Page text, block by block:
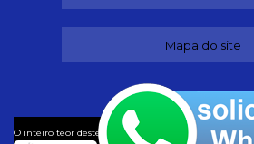
Mapa do site
O inteiro teor deste site está sujeito à proteção de